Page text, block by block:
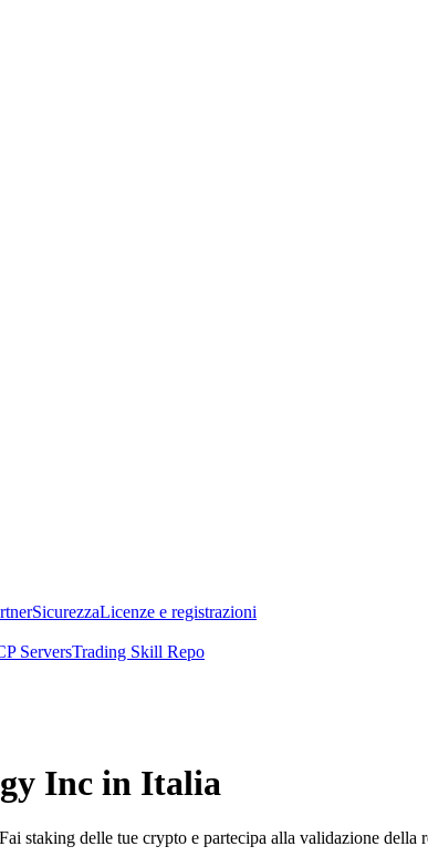
SicurezzaLicenze e registrazioni
ServersTrading Skill Repo
Inc in Italia
staking delle tue crypto e partecipa alla validazione della